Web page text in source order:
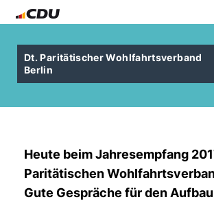
Dt. Paritätischer Wohlfahrtsverband
Berlin
Heute beim Jahresempfang
Paritätischen
Gute Gespräche für den